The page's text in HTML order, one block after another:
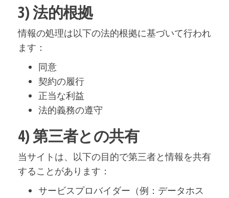
3) 法的根拠
情報の処理は以下の法的根拠に基づいて行われ
ます：
同意
契約の履行
正当な利益
法的義務の遵守
4) 第三者との共有
当サイトは、以下の目的で第三者と情報を共有
することがあります：
サービスプロバイダー（例：データホス